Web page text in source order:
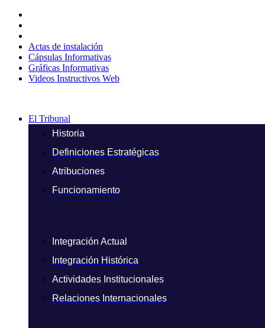
contenido
Actas de instalación
Cápsulas Informativas
Gráficas Informativas
Videos Instructivos Web
El Tribunal
Historia
Definiciones Estratégicas
Atribuciones
Funcionamiento
Integración Actual
Integración Histórica
Actividades Institucionales
Relaciones Internacionales